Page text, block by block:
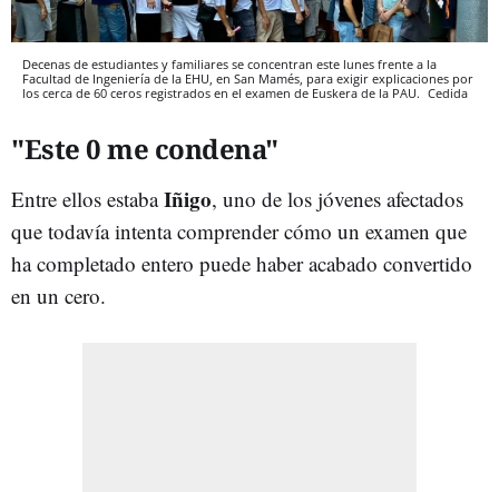
Decenas de estudiantes y familiares se concentran este lunes frente a la
Facultad de Ingeniería de la EHU, en San Mamés, para exigir explicaciones por
los cerca de 60 ceros registrados en el examen de Euskera de la PAU. Cedida
"Este 0 me condena"
Entre ellos estabaIñigo, uno de los jóvenes afectados
que todavía intenta comprender cómo un examen que
ha completado entero puede haber acabado convertido
en un cero.